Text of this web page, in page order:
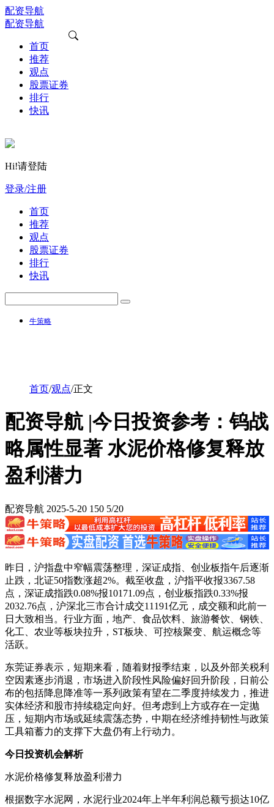
配资导航
配资导航
首页
推荐
观点
股票证券
排行
快讯
Hi!请登陆
登录/注册
首页
推荐
观点
股票证券
排行
快讯
牛策略
首页/观点/正文
配资导航 |今日投资参考：钨战
略属性显著 水泥价格修复释放
盈利潜力
配资导航 2025-5-20 150 5/20
昨日，沪指盘中窄幅震荡整理，深证成指、创业板指午后逐渐
止跌，北证50指数涨超2%。截至收盘，沪指平收报3367.58
点，深证成指跌0.08%报10171.09点，创业板指跌0.33%报
2032.76点，沪深北三市合计成交11191亿元，成交额和此前一
日大致相当。行业方面，地产、食品饮料、旅游餐饮、钢铁、
化工、农业等板块拉升，ST板块、可控核聚变、航运概念等
活跃。
东莞证券表示，短期来看，随着财报季结束，以及外部关税利
空因素逐步消退，市场进入阶段性风险偏好回升阶段，日前公
布的包括降息降准等一系列政策有望在二季度持续发力，推进
实体经济和股市持续稳定向好。但考虑到上方或存在一定抛
压，短期内市场或延续震荡态势，中期在经济维持韧性与政策
工具箱蓄力的支撑下大盘仍有上行动力。
今日投资机会解析
水泥价格修复释放盈利潜力
根据数字水泥网，水泥行业2024年上半年利润总额亏损达10亿